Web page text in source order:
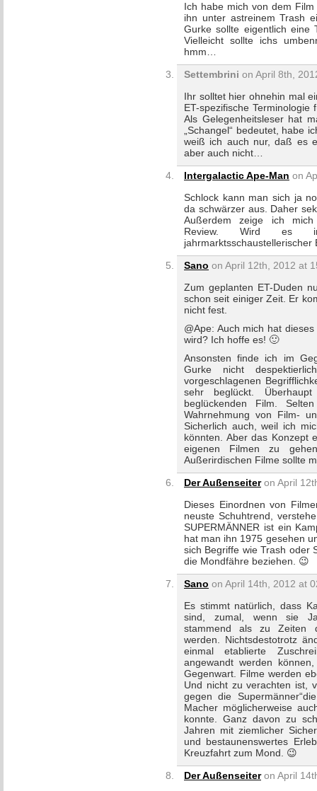
Ich habe mich von dem
ihn unter astreinem Trash
Gurke sollte eigentlich eine
Vielleicht sollte ichs
hmm…
Settembrini on April 8th,
Ihr solltet hier ohnehin mal
ET-spezifische
Als Gelegenheitsleser hat
„Schangel“ bedeutet, habe
weiß ich auch nur, daß es
aber auch nicht…
Intergalactic Ape-Man on
Schlock kann man sich ja
da schwärzer aus. Daher
Außerdem zeige ich mich
Review. Wird es in
Sano on April 12th, 2012 at
Zum geplanten ET-Duden
schon seit einiger Zeit. Er
nicht fest.
@Ape: Auch mich hat
wird? Ich hoffe es! 🙂
Ansonsten finde ich im
Gurke nicht
vorgeschlagenen
sehr beglückt.
beglückenden Film.
Wahrnehmung von Film-
Sicherlich auch, weil ich
könnten. Aber das Konzept
eigenen Filmen zu
Außerirdischen Filme sollte
Der Außenseiteron April
Dieses Einordnen von
neuste Schuhtrend,
SUPERMÄNNER ist ein
hat man ihn 1975 gesehen
sich Begriffe wie Trash oder
die Mondfähre beziehen. 😉
Sano on April 14th, 2012 at
Es stimmt natürlich, dass
sind, zumal, wenn sie
stammend als zu Zeiten
werden. Nichtsdestotrotz
einmal etablierte
angewandt werden
Gegenwart. Filme werden
Und nicht zu verachten ist,
gegen die
Macher möglicherweise
konnte. Ganz davon zu
Jahren mit ziemlicher
und bestaunenswertes
Kreuzfahrt zum Mond. 😉
Der Außenseiteron April